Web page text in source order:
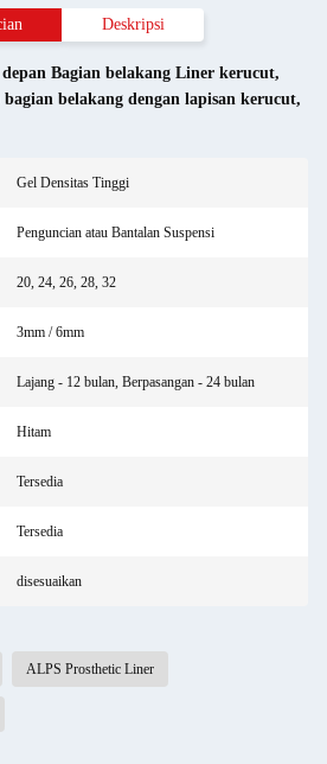
Deskripsi
Bagian belakang Liner kerucut,
belakang dengan lapisan kerucut,
Gel Densitas Tinggi
Penguncian atau Bantalan Suspensi
20, 24, 26, 28, 32
3mm / 6mm
Lajang - 12 bulan, Berpasangan - 24 bulan
Hitam
Tersedia
Tersedia
disesuaikan
ALPS Prosthetic Liner